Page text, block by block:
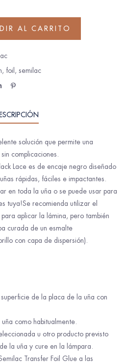
AL CARRITO
, foil , semilac
solución que permite una
complicaciones.
Lace es de encaje negro diseñado
rápidas, fáciles e impactantes.
en toda la uña o se puede usar para
tuya!Se recomienda utilizar el
aplicar la lámina, pero también
curada de un esmalte
con capa de dispersión).
de la placa de la uña con
como habitualmente.
u otro producto previsto
la uña y cure en la lámpara.
Transfer Foil Glue a las